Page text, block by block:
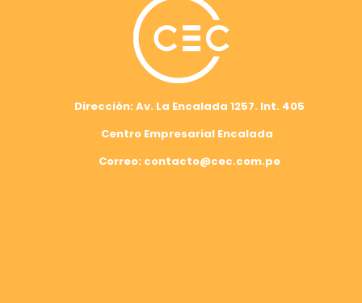
Dirección: Av. La Encalada 1257. Int. 405
Centro Empresarial Encalada
Correo: contacto@cec.com.pe